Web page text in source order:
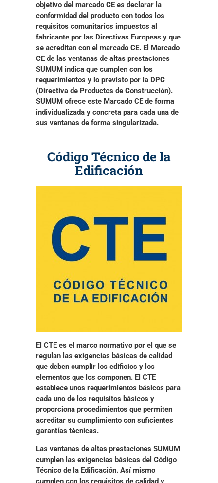
objetivo del marcado CE es declarar la
conformidad del producto con todos los
requisitos comunitarios impuestos al
fabricante por las Directivas Europeas y que
se acreditan con el marcado CE. El Marcado
CE de las ventanas de altas prestaciones
SUMUM indica que cumplen con los
requerimientos y lo previsto por la DPC
(Directiva de Productos de Construcción).
SUMUM ofrece este Marcado CE de forma
individualizada y concreta para cada una de
sus ventanas de forma singularizada.
Código Técnico de la
Edificación
El CTE es el marco normativo por el que se
regulan las exigencias básicas de calidad
que deben cumplir los edificios y los
elementos que los componen. El CTE
establece unos requerimientos básicos para
cada uno de los requisitos básicos y
proporciona procedimientos que permiten
acreditar su cumplimiento con suficientes
garantías técnicas.
Las ventanas de altas prestaciones SUMUM
cumplen las exigencias básicas del Código
Técnico de la Edificación. Así mismo